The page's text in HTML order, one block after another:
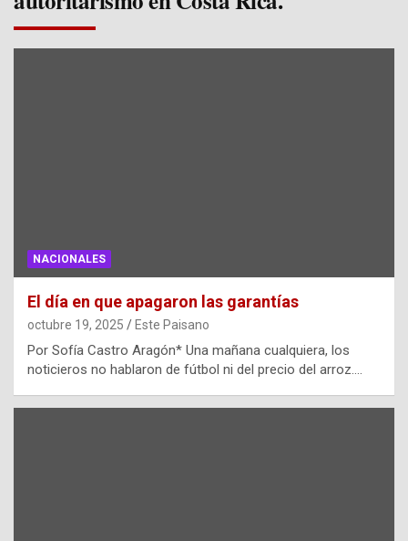
NACIONALES
El día en que apagaron las garantías
octubre 19, 2025 Este Paisano
Por Sofía Castro Aragón* Una mañana cualquiera, los
noticieros no hablaron de fútbol ni del precio del arroz.…